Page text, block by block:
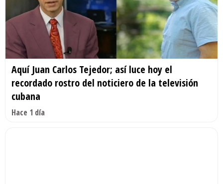
Aquí Juan Carlos Tejedor; así luce hoy el
recordado rostro del noticiero de la televisión
cubana
Hace 1 día